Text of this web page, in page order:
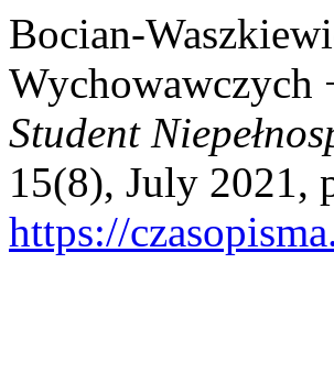
Bocian-
Wychowawczych
Student
15(8), July 2021,
https://